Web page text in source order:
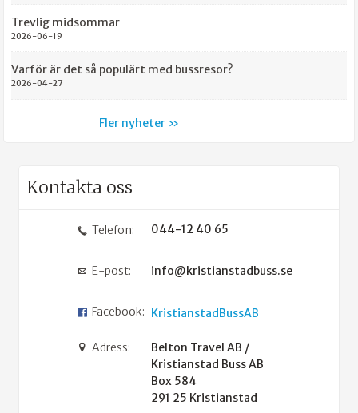
Trevlig midsommar
2026-06-19
Varför är det så populärt med bussresor?
2026-04-27
Fler nyheter
Kontakta oss
Telefon: 044-12 40 65
E-post: info@kristianstadbuss.se
Facebook: KristianstadBussAB
Adress:
Belton Travel AB /
Kristianstad Buss AB
Box 584
291 25 Kristianstad